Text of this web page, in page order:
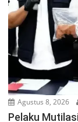
Agustus 8, 2026
Pelaku